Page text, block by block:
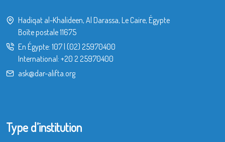
Hadiqat al-Khalideen, Al Darassa, Le Caire, Égypte
Boîte postale 11675
En Égypte: 107 (02) 25970400
International: +20 2 25970400
ask@dar-alifta.org
Type d’institution